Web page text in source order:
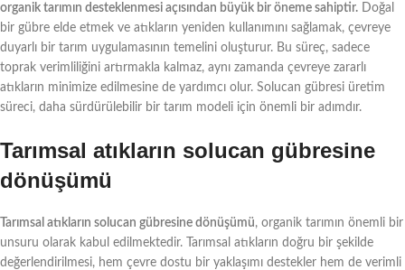
organik tarımın desteklenmesi açısından büyük bir öneme sahiptir. Doğal
bir gübre elde etmek ve atıkların yeniden kullanımını sağlamak, çevreye
duyarlı bir tarım uygulamasının temelini oluşturur. Bu süreç, sadece
toprak verimliliğini artırmakla kalmaz, aynı zamanda çevreye zararlı
atıkların minimize edilmesine de yardımcı olur. Solucan gübresi üretim
süreci, daha sürdürülebilir bir tarım modeli için önemli bir adımdır.
Tarımsal atıkların solucan gübresine
dönüşümü
Tarımsal atıkların solucan gübresine dönüşümü, organik tarımın önemli bir
unsuru olarak kabul edilmektedir. Tarımsal atıkların doğru bir şekilde
değerlendirilmesi, hem çevre dostu bir yaklaşımı destekler hem de verimli